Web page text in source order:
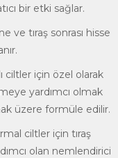
bir etki sağlar.
ve tıraş sonrası hisse
ciltler için özel olarak
yardımcı olmak
üzere formüle edilir.
ciltler için tıraş
olan nemlendirici